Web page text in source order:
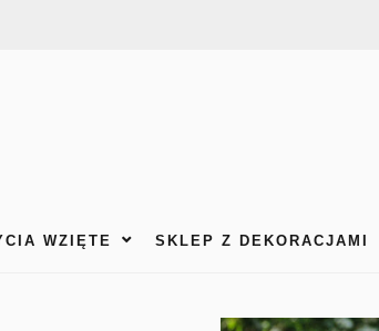
WZIĘTE SKLEP Z DEKORACJAMI